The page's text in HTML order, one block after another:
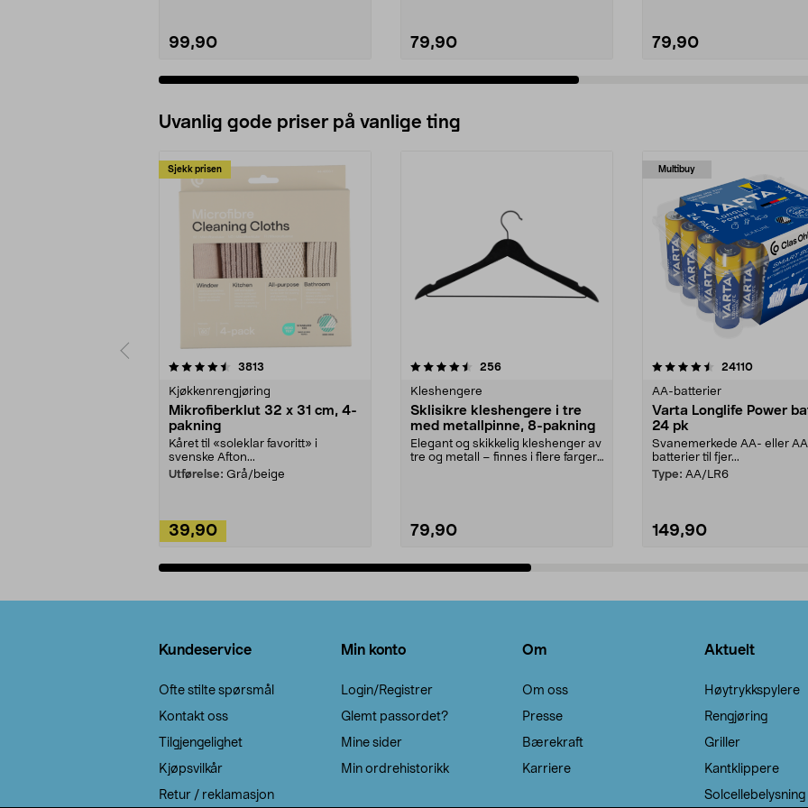
99,90 79,90 79,90
Uvanlig gode priser på vanlige ting
Sjekk prisen
3813
Kjøkkenrengjøring
Mikrofiberklut 32 x 31 cm, 4-
pakning
Kåret til «soleklar favoritt» i
svenske Afton...
Utførelse: Grå/beige
39,90
4.5av 5 stjerner 256anmeldelser
Kleshengere
Sklisikre kleshengere i tre
med metallpinne, 8-pakning
Elegant og skikkelig kleshenger av
tre og metall – finnes i flere farger.
79,90
Multibuy
4.5av 5 stjerner 24110
AA-batterier
Varta Longlife Power
24 pk
Svanemerkede AA- eller
batterier til fjer...
Type: AA/LR6
149,90
4.5av 5 stjerner
Kundeservice
Ofte stilte spørsmål
Kontakt oss
Tilgjengelighet
Kjøpsvilkår
Retur / reklamasjon
Min konto
Login/Registrer
Glemt passordet?
Mine sider
Min ordrehistorikk
Om
Om oss
Presse
Bærekraft
Karriere
Aktuelt
Høytrykkspylere
Rengjøring
Griller
Kantklippere
Solcellebelysning